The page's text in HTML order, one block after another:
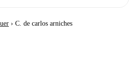
› C. de carlos arniches